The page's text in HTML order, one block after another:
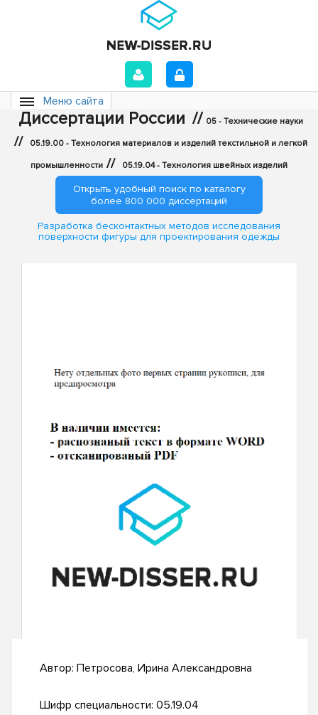
Меню сайта
Диссертации России // 05 - Технические науки
// 05.19.00 - Технология материалов и изделий текстильной и легкой
промышленности // 05.19.04 - Технология швейных изделий
Открыть удобный поиск по каталогу
более 800 000 диссертаций
Разработка бесконтактных методов исследования
поверхности фигуры для проектирования одежды
Автор: Петросова, Ирина Александровна
Шифр специальности: 05.19.04